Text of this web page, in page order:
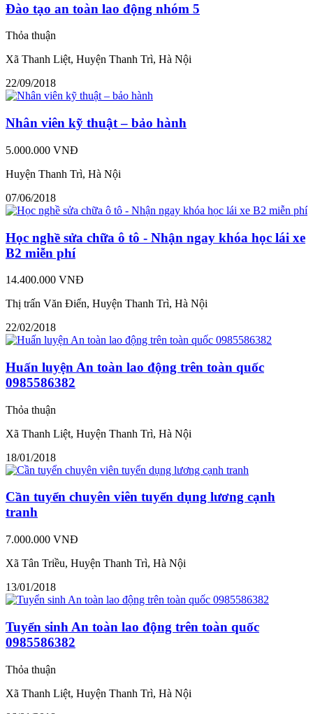
Đào tạo an toàn lao động nhóm 5
Thỏa thuận
Xã Thanh Liệt, Huyện Thanh Trì, Hà Nội
22/09/2018
Nhân viên kỹ thuật – bảo hành
5.000.000 VNĐ
Huyện Thanh Trì, Hà Nội
07/06/2018
Học nghề sửa chữa ô tô - Nhận ngay khóa học lái xe
B2 miễn phí
14.400.000 VNĐ
Thị trấn Văn Điển, Huyện Thanh Trì, Hà Nội
22/02/2018
Huấn luyện An toàn lao động trên toàn quốc
0985586382
Thỏa thuận
Xã Thanh Liệt, Huyện Thanh Trì, Hà Nội
18/01/2018
Cần tuyển chuyên viên tuyển dụng lương cạnh
tranh
7.000.000 VNĐ
Xã Tân Triều, Huyện Thanh Trì, Hà Nội
13/01/2018
Tuyển sinh An toàn lao động trên toàn quốc
0985586382
Thỏa thuận
Xã Thanh Liệt, Huyện Thanh Trì, Hà Nội